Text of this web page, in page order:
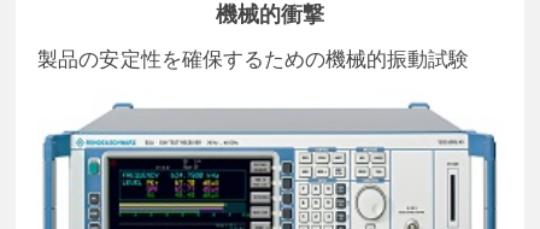
機械的衝撃
製品の安定性を確保するための機械的振動試験